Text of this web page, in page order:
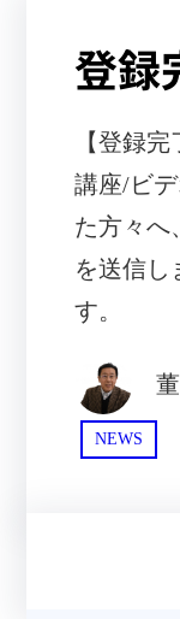
登録
【登録
講座/ビ
た方々へ
を送信し
す。
NEWS